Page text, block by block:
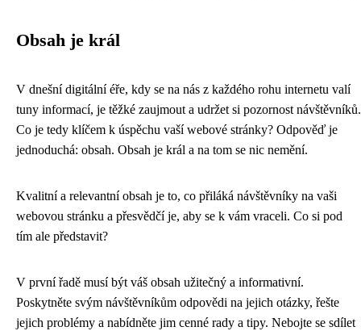
Obsah je král
V dnešní digitální éře, kdy se na nás z každého rohu internetu valí
tuny informací, je těžké zaujmout a udržet si pozornost návštěvníků.
Co je tedy klíčem k úspěchu vaší webové stránky? Odpověď je
jednoduchá: obsah. Obsah je král a na tom se nic nemění.
Kvalitní a relevantní obsah je to, co přiláká návštěvníky na vaši
webovou stránku a přesvědčí je, aby se k vám vraceli. Co si pod
tím ale představit?
V první řadě musí být váš obsah užitečný a informativní.
Poskytněte svým návštěvníkům odpovědi na jejich otázky, řešte
jejich problémy a nabídněte jim cenné rady a tipy. Nebojte se sdílet